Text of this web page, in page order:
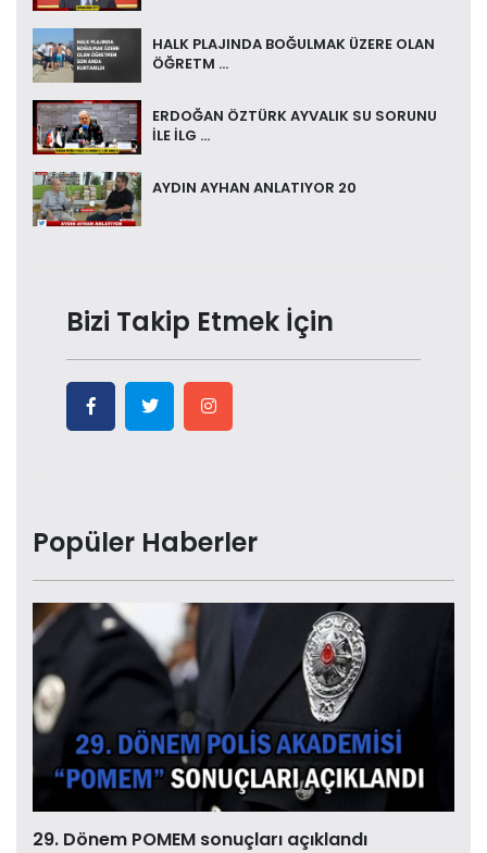
HALK PLAJINDA BOĞULMAK ÜZERE OLAN
ÖĞRETM ...
ERDOĞAN ÖZTÜRK AYVALIK SU SORUNU
İLE İLG ...
AYDIN AYHAN ANLATIYOR 20
Bizi Takip Etmek İçin
Popüler Haberler
29. Dönem POMEM sonuçları açıklandı